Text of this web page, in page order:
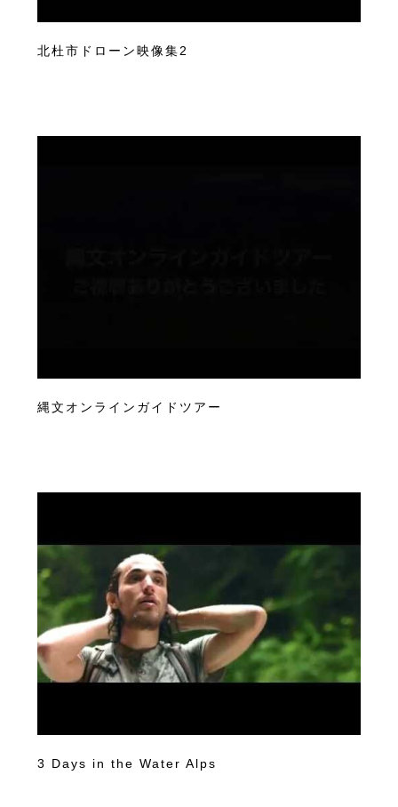
北杜市ドローン映像集2
縄文オンラインガイドツアー
3 Days in the Water Alps